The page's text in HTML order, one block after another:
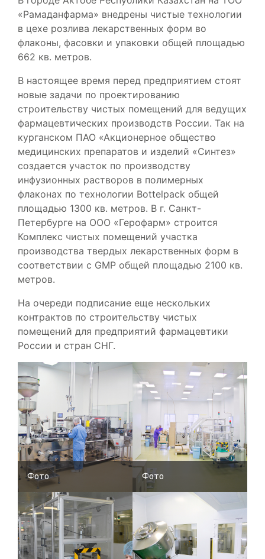
«Рамаданфарма» внедрены чистые технологии
в цехе розлива лекарственных форм во
флаконы, фасовки и упаковки общей площадью
662 кв. метров.
В настоящее время перед предприятием стоят
новые задачи по проектированию
строительству чистых помещений для ведущих
фармацевтических производств России. Так на
курганском ПАО «Акционерное общество
медицинских препаратов и изделий «Синтез»
создается участок по производству
инфузионных растворов в полимерных
флаконах по технологии Bottelpack общей
площадью 1300 кв. метров. В г. Санкт-
Петербурге на ООО «Герофарм» строится
Комплекс чистых помещений участка
производства твердых лекарственных форм в
соответствии с GMP общей площадью 2100 кв.
метров.
На очереди подписание еще нескольких
контрактов по строительству чистых
помещений для предприятий фармацевтики
России и стран СНГ.
Фото Фото